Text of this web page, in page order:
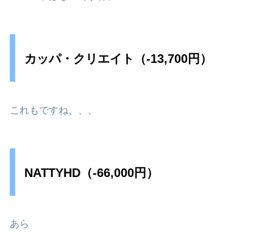
カッパ・クリエイト（-13,700円）
これもですね、、、
NATTYHD（-66,000円）
あら